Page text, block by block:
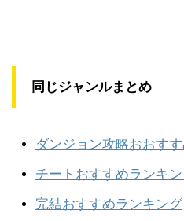
同じジャンルまとめ
ダンジョン攻略おおす
チートおすすめランキ
完結おすすめランキング